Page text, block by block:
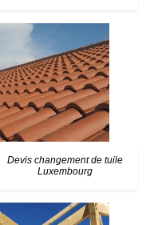
Devis changement de tuile
Luxembourg